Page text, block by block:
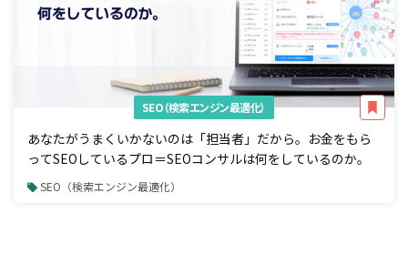
SEO（検索エンジン最適化）
あなたがうまくいかないのは「担当者」だから。お金をもら
ってSEOしているプロ＝SEOコンサルは何をしているのか。
SEO（検索エンジン最適化）